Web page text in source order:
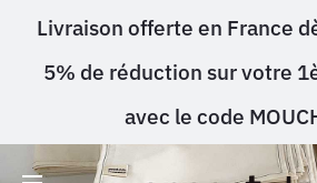
Livraison offerte en France
5% de réduction sur votre
avec le code